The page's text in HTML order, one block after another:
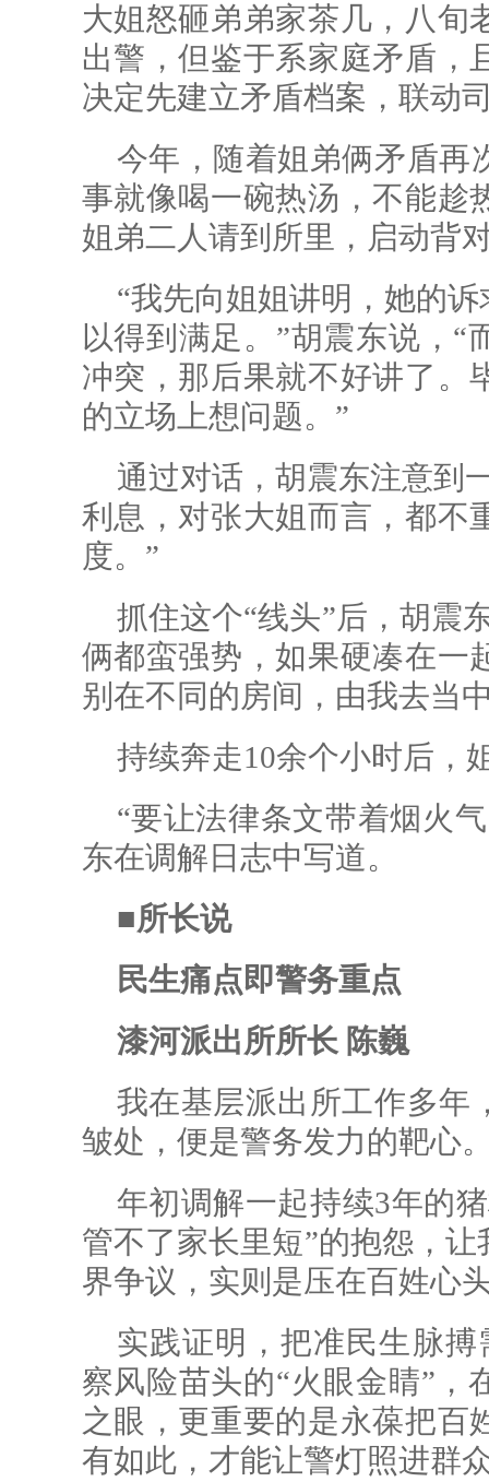
大姐怒砸弟弟家茶几，八旬
出警，但鉴于系家庭矛盾，
决定先建立矛盾档案，联动
今年，随着姐弟俩矛盾再
事就像喝一碗热汤，不能趁
姐弟二人请到所里，启动背
“我先向姐姐讲明，她的
以得到满足。”胡震东说，
冲突，那后果就不好讲了。
的立场上想问题。”
通过对话，胡震东注意到
利息，对张大姐而言，都不
度。”
抓住这个“线头”后，胡震
俩都蛮强势，如果硬凑在一
别在不同的房间，由我去当
持续奔走10余个小时后，
“要让法律条文带着烟火
东在调解日志中写道。
■所长说
民生痛点即警务重点
漆河派出所所长 陈巍
我在基层派出所工作多年
皱处，便是警务发力的靶心
年初调解一起持续3年的
管不了家长里短”的抱怨，
界争议，实则是压在百姓心
实践证明，把准民生脉
察风险苗头的“火眼金睛”，
之眼，更重要的是永葆把百
有如此，才能让警灯照进群